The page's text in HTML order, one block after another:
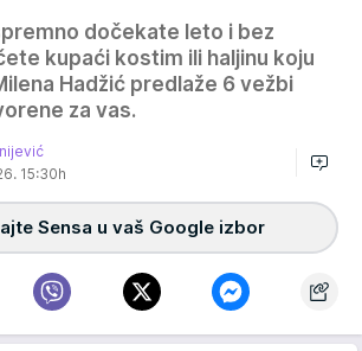
dočekate leto i bez
kupaći kostim ili haljinu koju
Hadžić predlaže 6 vežbi
za vas.
15:30h
Sensa u vaš Google izbor